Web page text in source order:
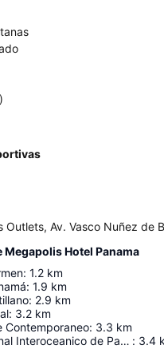
Outlets, Av. Vasco Nuñez de
Megapolis Hotel Panama
: 1.2 km
: 1.9 km
: 2.9 km
: 3.2 km
Contemporaneo: 3.3 km
Museo del Canal Interoceanico de Panama : 3.4